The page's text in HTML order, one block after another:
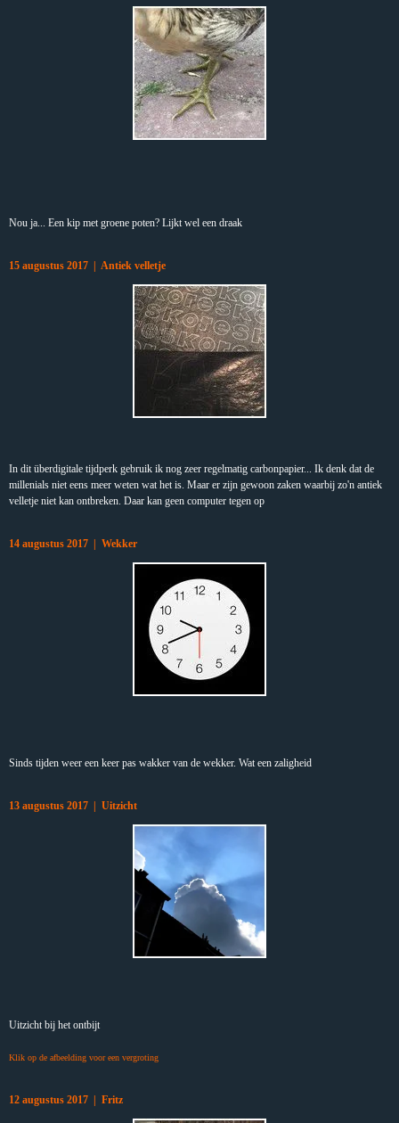
Nou ja... Een kip met groene poten? Lijkt wel een draak
15 augustus 2017 | Antiek velletje
In dit überdigitale tijdperk gebruik ik nog zeer regelmatig carbonpapier... Ik denk dat de
millenials niet eens meer weten wat het is. Maar er zijn gewoon zaken waarbij zo'n antiek
velletje niet kan ontbreken. Daar kan geen computer tegen op
14 augustus 2017 | Wekker
Sinds tijden weer een keer pas wakker van de wekker. Wat een zaligheid
13 augustus 2017 | Uitzicht
Uitzicht bij het ontbijt
Klik op de afbeelding voor een vergroting
12 augustus 2017 | Fritz